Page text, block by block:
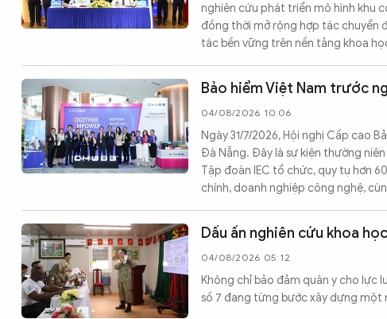
Video Ảnh
Chuyên trangAn ninh thế giớiVăn nghệ Công an
Chuyên đề
nghiên cứu phát triển mô hình khu
đồng thời mở rộng hợp tác chuyển
tác bền vững trên nền tảng khoa
Bảo hiểm Việt Nam trước
04/08/2026 10:06
Ngày 31/7/2026, Hội nghị Cấp cao
Đà Nẵng. Đây là sự kiện thường
Tập đoàn IEC tổ chức, quy tụ hơn
chính, doanh nghiệp công nghệ,
Dấu ấn nghiên cứu khoa
04/08/2026 05:12
Không chỉ bảo đảm quân y cho lực
số 7 đang từng bước xây dựng